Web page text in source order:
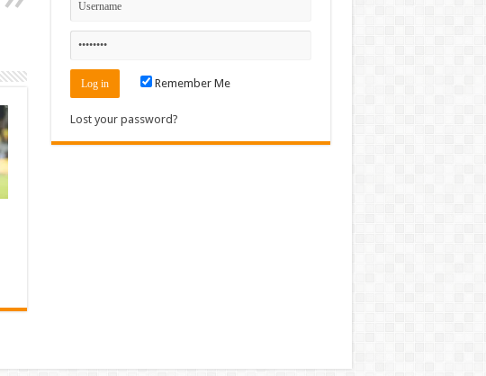
Remember Me
Lost your password?